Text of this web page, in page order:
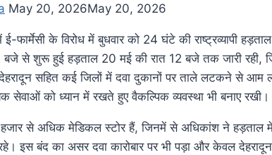
May 20, 2026May 20, 2026
फार्मेसी के विरोध में बुधवार को 24 घंटे की राष्ट्रव्यापी
बजे से शुरू हुई हड़ताल 20 मई की रात 12 बजे तक जारी
सहित कई जिलों में दवा दुकानों पर ताले लटकने से आम
सेवाओं को ध्यान में रखते हुए वैकल्पिक व्यवस्था भी बनाए रखी।
से अधिक मेडिकल स्टोर हैं, जिनमें से अधिकांश ने हड़ताल
इस बंद का असर दवा कारोबार पर भी पड़ा और केवल